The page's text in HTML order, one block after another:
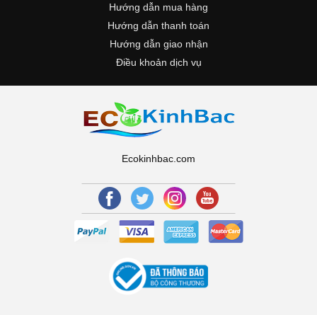
Hướng dẫn mua hàng
Hướng dẫn thanh toán
Hướng dẫn giao nhận
Điều khoản dịch vụ
Ecokinhbac.com